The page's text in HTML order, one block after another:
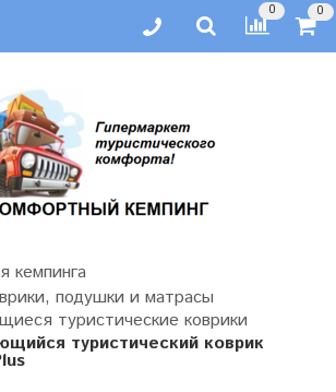
0 0
кемпинга
подушки и матрасы
туристические коврики
туристический коврик